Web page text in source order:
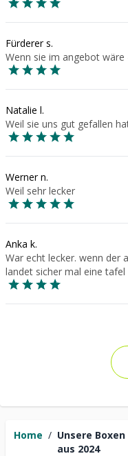
Home / Unsere Boxen
aus 2024
Fürderer s.
Wenn sie im angebot wäre
Natalie l.
Weil sie uns gut gefallen
Werner n.
Weil sehr lecker
Anka k.
War echt lecker. wenn der
landet sicher mal eine